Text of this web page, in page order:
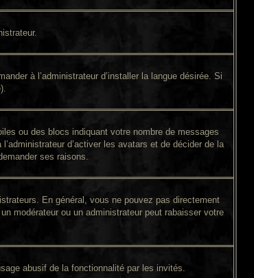
à l’administrateur d’installer la langue désirée. Si
ou des blocs indiquant votre nombre de messages
d’activer les avatars et de décider de la
ses raisons.
En général, vous ne pouvez pas directement
modérateur ou un administrateur peut rabaisser votre
abusif de la fonctionnalité par les invités.